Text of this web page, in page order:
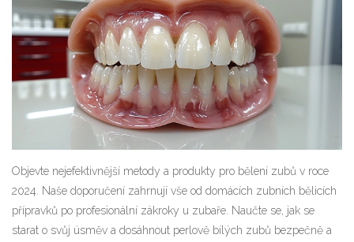
Objevte nejefektivnější metody a produkty pro bělení zubů v roce
2024. Naše doporučení zahrnují vše od domácích zubních bělicích
přípravků po profesionální zákroky u zubaře. Naučte se, jak se
starat o svůj úsměv a dosáhnout perlově bílých zubů bezpečně a